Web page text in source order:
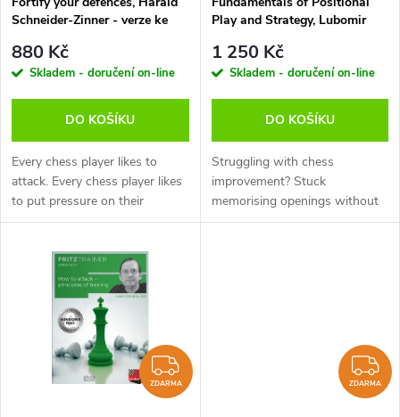
p
r
o
d
u
p
r
d
u
Schneider-Zinner - verze ke
880 Kč
Skladem - doručení on-line
DO KOŠÍKU
Every chess player likes to
attack. Every chess player likes
to put pressure on their
opponent. But when the tables
target of an attack, we may...
Play and Strategy, Lubomir
(anglicky, německy)
1 250 Kč
Skladem - doručení on-line
DO KOŠÍKU
Struggling with chess
improvement? Stuck
memorising openings without
real understanding? Whether
ZDARMA
ZDARMA ZDARMA